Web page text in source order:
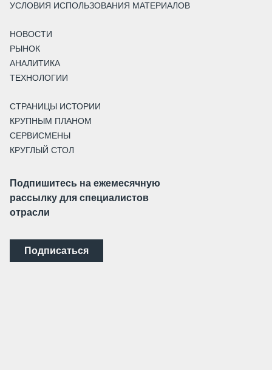
УСЛОВИЯ ИСПОЛЬЗОВАНИЯ МАТЕРИАЛОВ
НОВОСТИ
РЫНОК
АНАЛИТИКА
ТЕХНОЛОГИИ
СТРАНИЦЫ ИСТОРИИ
КРУПНЫМ ПЛАНОМ
СЕРВИСМЕНЫ
КРУГЛЫЙ СТОЛ
Подпишитесь на ежемесячную
рассылку для специалистов
отрасли
Подписаться